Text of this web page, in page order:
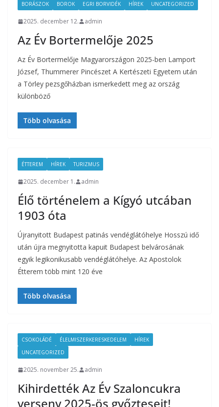
BORÁSZOK BOROK EGRI BORVIDÉK HÍREK UNCATEGORIZED
2025. december 12. admin
Az Év Bortermelője 2025
Az Év Bortermelője Magyarországon 2025-ben Lamport
József, Thummerer Pincészet A Kertészeti Egyetem után
a Törley pezsgőházban ismerkedett meg az ország
különböző
Több olvasása
ÉTTEREM HÍREK TURIZMUS
2025. december 1. admin
Élő történelem a Kígyó utcában
1903 óta
Újranyitott Budapest patinás vendéglátóhelye Hosszú idő
után újra megnyitotta kapuit Budapest belvárosának
egyik legikonikusabb vendéglátóhelye. Az Apostolok
Étterem több mint 120 éve
Több olvasása
CSOKOLÁDÉ ÉLELMISZERKERESKEDELEM
HÍREK
UNCATEGORIZED
2025. november 25. admin
Kihirdették Az Év Szaloncukra
verseny 2025-ös győzteseit!